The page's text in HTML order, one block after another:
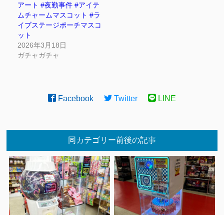
アート #夜勤事件 #アイテ
ムチャームマスコット #ラ
イブステージポーチマスコ
ット
2026年3月18日
ガチャガチャ
Facebook Twitter LINE
同カテゴリー前後の記事